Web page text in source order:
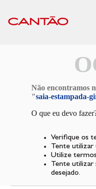
Não encontramos
"saia-estampada-
O que eu devo
Verifique os
Tente utilizar
Utilize termos
Tente utilizar
desejado.